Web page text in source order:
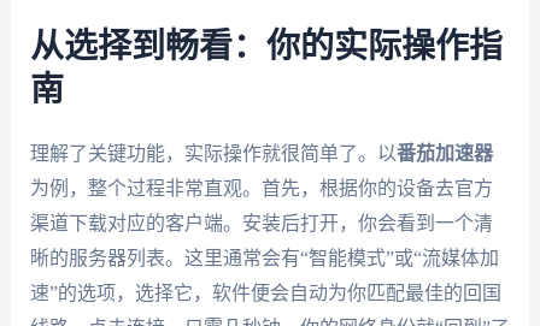
从选择到畅看：你的实际操作指
南
理解了关键功能，实际操作就很简单了。以番茄加速器
为例，整个过程非常直观。首先，根据你的设备去官方
渠道下载对应的客户端。安装后打开，你会看到一个清
晰的服务器列表。这里通常会有“智能模式”或“流媒体加
速”的选项，选择它，软件便会自动为你匹配最佳的回国